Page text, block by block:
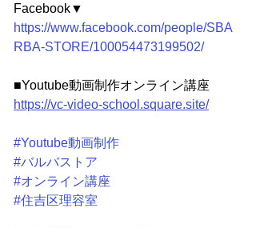
Facebook▼
https://www.facebook.com/people/SBA
RBA-STORE/100054473199502/
■Youtube動画制作オンライン講座
https://vc-video-school.square.site/
#Youtube動画制作
#バルバストア
#オンライン講座
#住吉区理容室